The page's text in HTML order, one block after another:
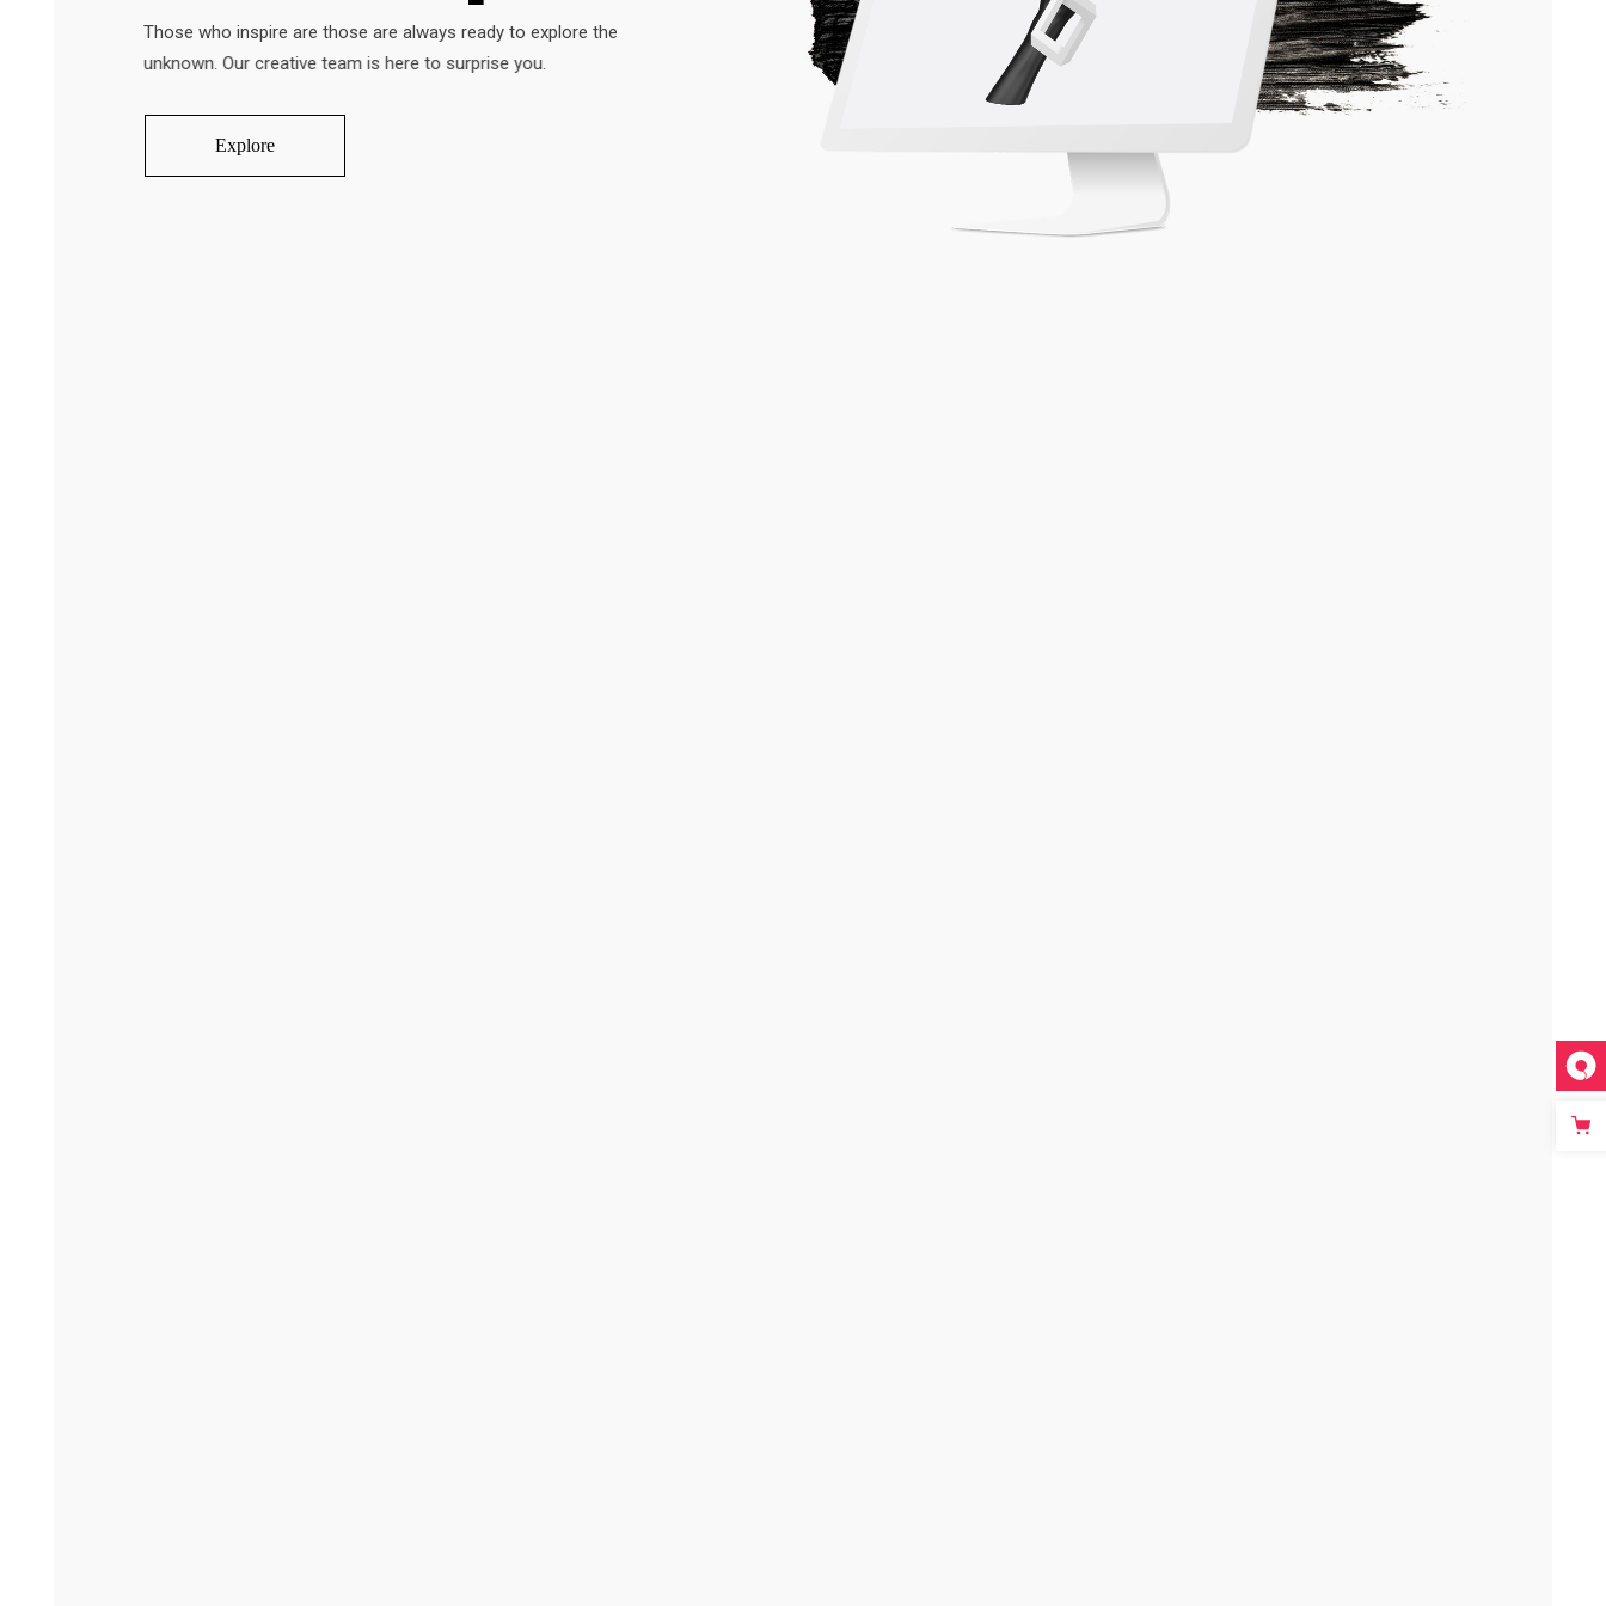
Those who inspire are those are always ready to explore the
unknown. Our creative team is here to surprise you.
Explore